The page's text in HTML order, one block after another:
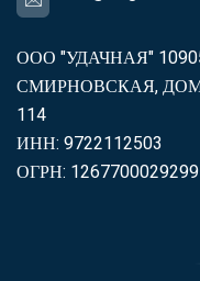
ООО "УДАЧНАЯ"
СМИРНОВСКАЯ, ДОМ
114
ИНН: 9722112503
ОГРН: 1267700029299